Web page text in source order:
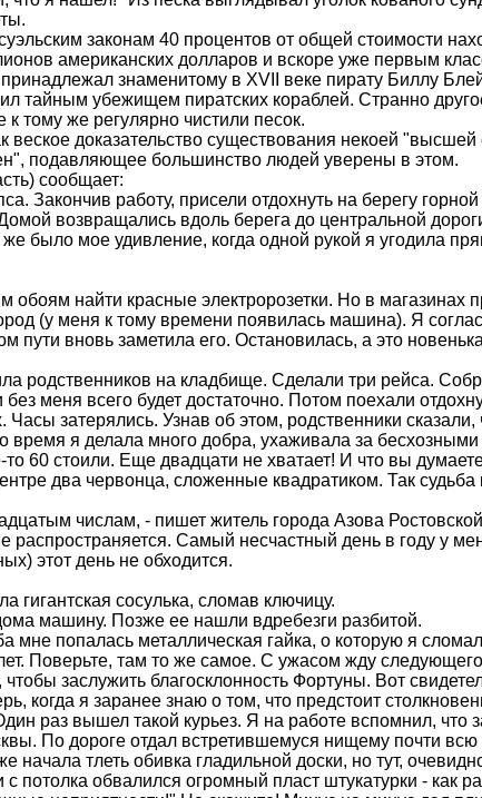
законам 40 процентов от общей стоимости
американских долларов и вскоре уже первым
знаменитому в XVII веке пирату Биллу
тайным убежищем пиратских кораблей. Странно
тому же регулярно чистили песок.
доказательство существования некоей
подавляющее большинство людей уверены в этом.
сообщает:
Закончив работу, присели отдохнуть на берегу
возвращались вдоль берега до центральной
же было мое удивление, когда одной рукой я угодила
обоям найти красные электророзетки. Но в
(у меня к тому времени появилась машина). Я
вновь заметила его. Остановилась, а это
родственников на кладбище. Сделали три рейса.
меня всего будет достаточно. Потом поехали
затерялись. Узнав об этом, родственники
время я делала много добра, ухаживала за
60 стоили. Еще двадцати не хватает! И что вы
два червонца, сложенные квадратиком. Так
числам, - пишет житель города Азова
Самый несчастный день в году у
этот день не обходится.
гигантская сосулька, сломав ключицу.
машину. Позже ее нашли вдребезги разбитой.
мне попалась металлическая гайка, о которую я
Поверьте, там то же самое. С ужасом жду
заслужить благосклонность Фортуны. Вот
когда я заранее знаю о том, что предстоит
раз вышел такой курьез. Я на работе вспомнил, что
По дороге отдал встретившемуся нищему почти
тлеть обивка гладильной доски, но тут,
потолка обвалился огромный пласт штукатурки - как